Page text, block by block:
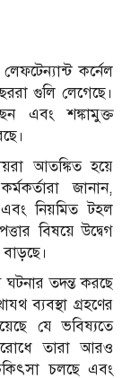
কর্নেল
গুলি লেগেছে।
এবং শঙ্কামুক্ত
আতঙ্কিত হয়ে
জানান,
এবং নিয়মিত টহল
বিষয়ে উদ্বেগ
ঘটনার তদন্ত করছে
ব্যবস্থা গ্রহণের
যে ভবিষ্যতে
তারা আরও
চলছে এবং